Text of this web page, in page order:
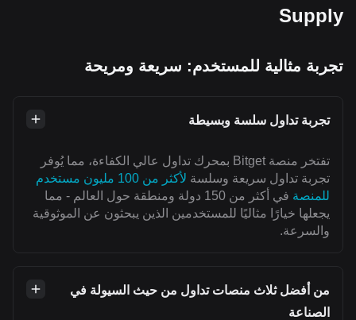
Supply
تجربة مثالية للمستخدم: سريعة ومريحة
تجربة تداول سلسة وبسيطة
تفتخر منصة Bitget بمحرك تداول عالي الكفاءة، مما يُوفر
تجربة تداول سريعة وسلسة
لأكثر من 100 مليون مستخدم
للمنصة
في أكثر من 150 دولة ومنطقة حول العالم - مما
يجعلها خيارًا مثاليًا للمستخدمين الذين يبحثون عن الموثوقية
والسرعة.
من أفضل ثلاث منصات تداول من حيث السيولة في
الصناعة